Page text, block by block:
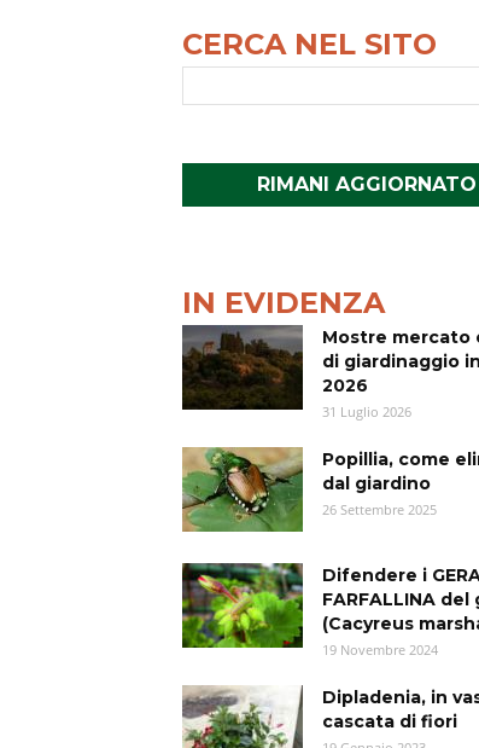
CERCA NEL SITO
RIMANI AGGIORNATO
IN EVIDENZA
Mostre mercato
di giardinaggio
2026
31 Luglio 2026
Popillia, come
dal giardino
26 Settembre 2025
Difendere i
FARFALLINA del
(Cacyreus
19 Novembre 2024
Dipladenia, in
cascata di fiori